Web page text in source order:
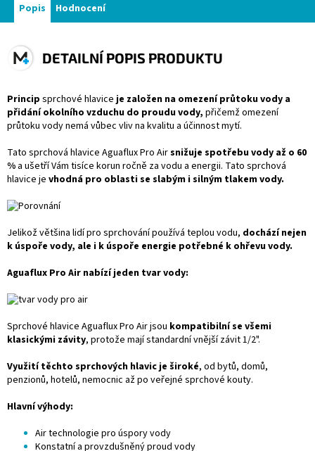
Popis Hodnocení
DETAILNÍ POPIS PRODUKTU
Princip sprchové hlavice je založen na omezení průtoku vody a
přidání okolního vzduchu do proudu vody, přičemž omezení
průtoku vody nemá vůbec vliv na kvalitu a účinnost mytí.
Tato sprchová hlavice Aguaflux Pro Airsnižuje spotřebu vody až o 60
% a ušetří Vám tisíce korun ročně za vodu a energii. Tato sprchová
hlavice je vhodná pro oblasti se slabým i silným tlakem vody.
Jelikož většina lidí pro sprchování používá teplou vodu, dochází nejen
k úspoře vody, ale i k úspoře energie potřebné k ohřevu vody.
Aguaflux Pro Air nabízí jeden tvar vody:
Sprchové hlavice Aguaflux Pro Air jsou kompatibilní se všemi
klasickými závity, protože mají standardní vnější závit 1/2".
Využití těchto sprchových hlavic je široké, od bytů, domů,
penzionů, hotelů, nemocnic až po veřejné sprchové kouty.
Hlavní výhody:
Air technologie pro úspory vody
Konstatní a provzdušněný proud vody